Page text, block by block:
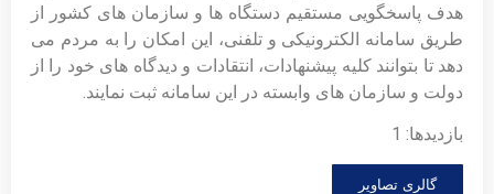
هدف پاسخگویی مستقیم دستگاه ها و سازمان های کشور از
طریق سامانه الکترونیکی و تلفنی، این امکان را به مردم می
دهد تا بتوانند کلیه پیشنهادات، انتقادات و دیدگاه های خود را از
دولت و سازمان های وابسته در این سامانه ثبت نمایند.
بازدیدها: 1
گالری تصاویر